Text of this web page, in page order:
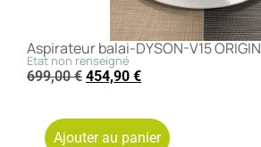
Aspirateur balai-DYSON-V15 ORIGIN
Etat non renseigné
699,00€ 454,90 €
Ajouter au panier